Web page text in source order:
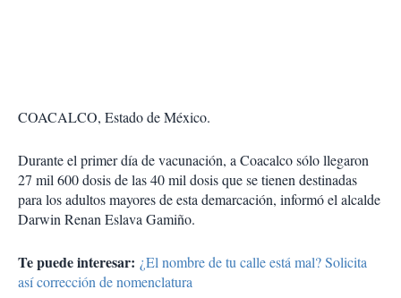
COACALCO, Estado de México.
Durante el primer día de vacunación, a Coacalco sólo llegaron
27 mil 600 dosis de las 40 mil dosis que se tienen destinadas
para los adultos mayores de esta demarcación, informó el alcalde
Darwin Renan Eslava Gamiño.
Te puede interesar: ¿El nombre de tu calle está mal? Solicita
así corrección de nomenclatura